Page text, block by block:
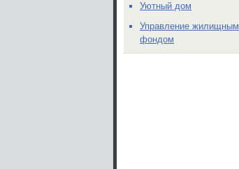
Уютный дом
Управление жилищным
фондом